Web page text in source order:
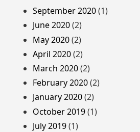
September 2020(1)
June 2020(2)
May 2020(2)
April 2020(2)
March 2020(2)
February 2020(2)
January 2020(2)
October 2019(1)
July 2019(1)